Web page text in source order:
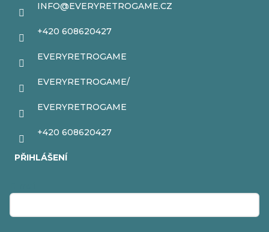
INFO@EVERYRETROGAME.CZ
+420 608620427
EVERYRETROGAME
EVERYRETROGAME/
EVERYRETROGAME
+420 608620427
PŘIHLÁŠENÍ